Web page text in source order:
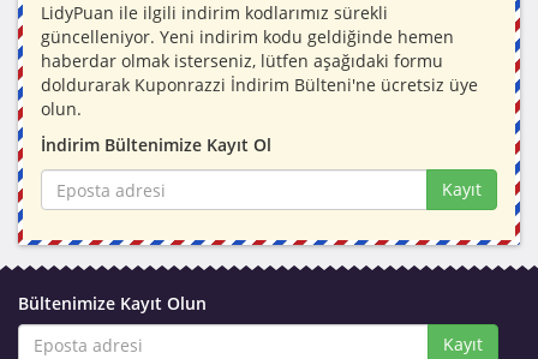
LidyPuan ile ilgili indirim kodlarımız sürekli
güncelleniyor. Yeni indirim kodu geldiğinde hemen
haberdar olmak isterseniz, lütfen aşağıdaki formu
doldurarak Kuponrazzi İndirim Bülteni'ne ücretsiz üye
olun.
İndirim Bültenimize Kayıt Ol
Kayıt
Bültenimize Kayıt Olun
Kayıt